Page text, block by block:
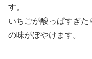
す。
いちごが酸っぱすぎ
の味がぼやけます。